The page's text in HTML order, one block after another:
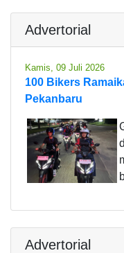
Advertorial
Kamis, 09 Juli 2026
100 Bikers
Pekanbaru
Advertorial